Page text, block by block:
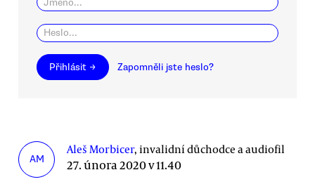
Přihlásit → Zapomněli jste heslo?
AM
Aleš Morbicer, invalidní důchodce a audiofil
27. února 2020 v 11.40